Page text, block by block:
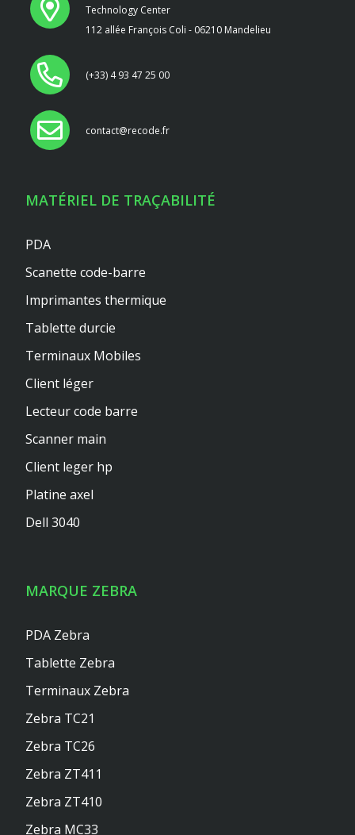
Technology Center
112 allée François Coli - 06210 Mandelieu
(+33) 4 93 47 25 00
contact@recode.fr
MATÉRIEL DE TRAÇABILITÉ
PDA
Scanette code-barre
Imprimantes thermique
Tablette durcie
Terminaux Mobiles
Client léger
Lecteur code barre
Scanner main
Client leger hp
Platine axel
Dell 3040
MARQUE ZEBRA
PDA Zebra
Tablette Zebra
Terminaux Zebra
Zebra TC21
Zebra TC26
Zebra ZT411
Zebra ZT410
Zebra MC33